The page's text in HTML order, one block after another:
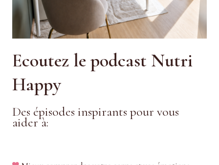
Ecoutez le podcast Nutri
Happy
Des épisodes inspirants pour vous
aider à: